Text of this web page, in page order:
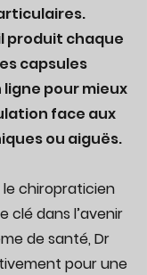
produit chaque
capsules
pour mieux
face aux
ou aiguës.
chiropraticien
clé dans l’avenir
de santé, Dr
pour une